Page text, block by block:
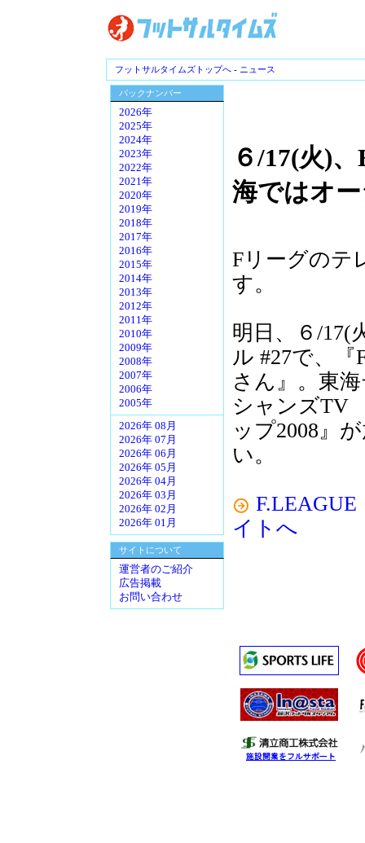
フットサルタイムズトップへ - ニュース
バックナンバー
2026年
2025年
2024年
2023年
2022年
2021年
2020年
2019年
2018年
2017年
2016年
2015年
2014年
2013年
2012年
2011年
2010年
2009年
2008年
2007年
2006年
2005年
2026年 08月
2026年 07月
2026年 06月
2026年 05月
2026年 04月
2026年 03月
2026年 02月
2026年 01月
サイトについて
運営者のご紹介
広告掲載
お問い合わせ
６/17(火)
海ではオ
Fリーグのテ
す。
明日、６/17(
ル #27で、
さん』。東
シャンズTV
ップ2008』
い。
イトへ